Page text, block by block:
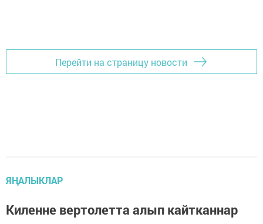
Перейти на страницу новости
ЯҢАЛЫКЛАР
Киленне вертолетта алып кайтканнар